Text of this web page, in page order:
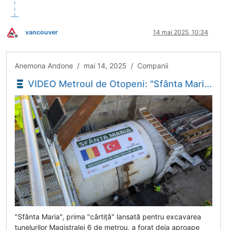
Deconectat
vancouver 14 mai 2025, 10:34
Anemona Andone / mai 14, 2025 / Companii
VIDEO Metroul de Otopeni: "Sfânta Maria" a săpat primii 100 de metri la tunelul către stația 1 Mai - Economica.net
"Sfânta Maria", prima "cârtiță" lansată pentru excavarea
tunelurilor Magistralei 6 de metrou, a forat deja aproape